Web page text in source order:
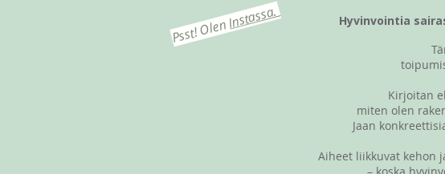
Psst! OlenInstassa.
Kirjoitan
miten olen
Jaan
Aiheet liikkuvat kehon
Hyvinvointia